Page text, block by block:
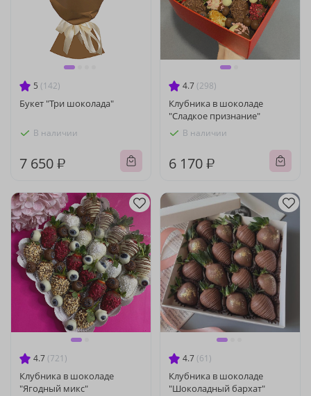
5 (142)
Букет "Три шоколада"
В наличии
7 650 ₽
4.7 (298)
Клубника в шоколаде
"Сладкое признание"
В наличии
6 170 ₽
4.7 (721)
Клубника в шоколаде
"Ягодный микс"
4.7 (61)
Клубника в шоколаде
"Шоколадный бархат"